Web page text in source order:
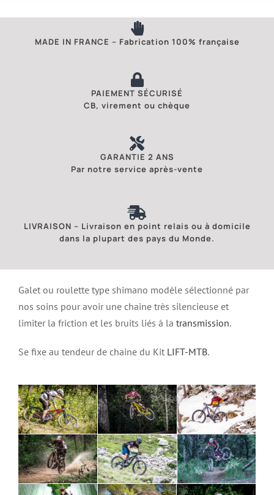
MADE IN FRANCE – Fabrication 100% française
PAIEMENT SÉCURISÉ
CB, virement ou chèque
GARANTIE 2 ANS
Par notre service après-vente
LIVRAISON – Livraison en point relais ou à domicile
dans la plupart des pays du Monde.
Galet ou roulette type shimano modèle sélectionné par
nos soins pour avoir une chaine très silencieuse et
limiter la friction et les bruits liés à la transmission.
Se fixe au tendeur de chaine du Kit LIFT-MTB.